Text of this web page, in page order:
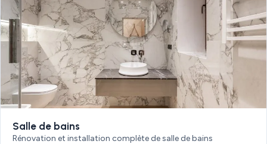
Salle de bains
Rénovation et installation complète de salle de bains